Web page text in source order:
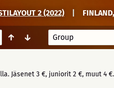
2 (2022)
↑ ↓
Jäsenet 3 €, juniorit 2 €, muut 4